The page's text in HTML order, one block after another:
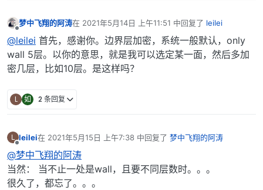
梦中飞翔的阿涛在 2021年5月14日 上午11:51 中回复了 leilei
最后由 编辑
@leilei 首先，感谢你。边界层加密，系统一般默认，only
wall 5层。以你的意思，就是我可以选定某一面，然后多加
密几层，比如10层。是这样吗？
L 如 2 条回复
L
离线
leilei在 2021年5月15日 上午7:38 中回复了 梦中飞翔的阿涛
最后由 编辑
@梦中飞翔的阿涛
当然： 当不止一处是wall，且要不同层数时。。。
很久了，都忘了。。。